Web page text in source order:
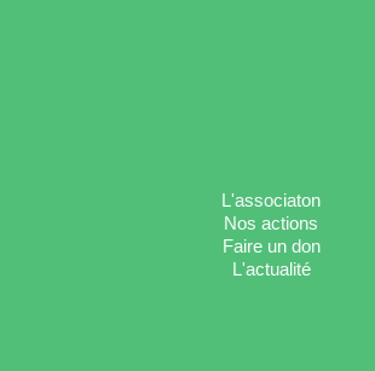
L'associaton
Nos actions
Faire un don
L'actualité